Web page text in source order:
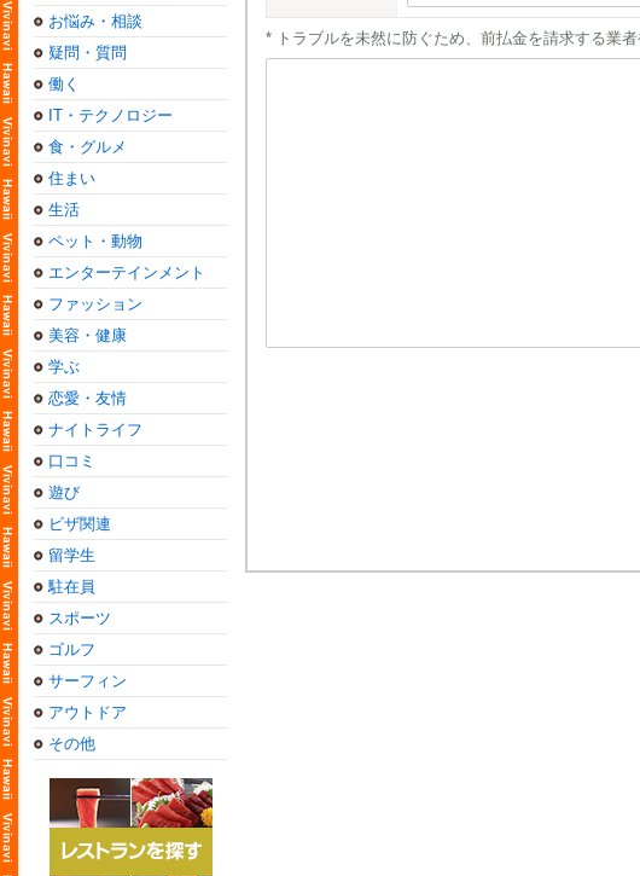
お悩み・相談
疑問・質問
働く
IT・テクノロジー
食・グルメ
住まい
生活
ペット・動物
エンターテインメント
ファッション
美容・健康
学ぶ
恋愛・友情
ナイトライフ
口コミ
遊び
ビザ関連
留学生
駐在員
スポーツ
ゴルフ
サーフィン
アウトドア
その他
* トラブルを未然に防ぐため、前払金を請求する業者